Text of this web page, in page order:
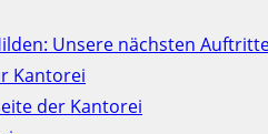
Unsere nächsten
Kantorei
der Kantorei